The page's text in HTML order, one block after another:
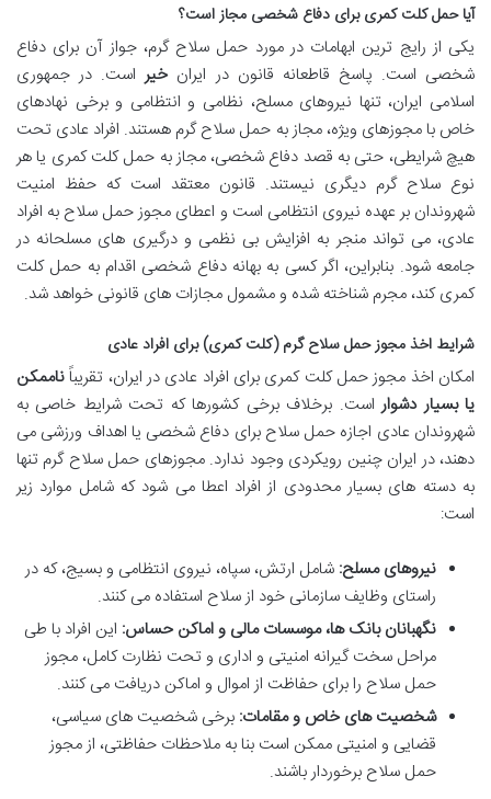
آیا حمل کلت کمری برای دفاع شخصی مجاز است؟
یکی از رایج ترین ابهامات در مورد حمل سلاح گرم، جواز آن برای دفاع
شخصی است. پاسخ قاطعانه قانون در ایرانخیراست. در جمهوری
اسلامی ایران، تنها نیروهای مسلح، نظامی و انتظامی و برخی نهادهای
خاص با مجوزهای ویژه، مجاز به حمل سلاح گرم هستند. افراد عادی تحت
هیچ شرایطی، حتی به قصد دفاع شخصی، مجاز به حمل کلت کمری یا هر
نوع سلاح گرم دیگری نیستند. قانون معتقد است که حفظ امنیت
شهروندان بر عهده نیروی انتظامی است و اعطای مجوز حمل سلاح به افراد
عادی، می تواند منجر به افزایش بی نظمی و درگیری های مسلحانه در
جامعه شود. بنابراین، اگر کسی به بهانه دفاع شخصی اقدام به حمل کلت
کمری کند، مجرم شناخته شده و مشمول مجازات های قانونی خواهد شد.
شرایط اخذ مجوز حمل سلاح گرم (کلت کمری) برای افراد عادی
امکان اخذ مجوز حمل کلت کمری برای افراد عادی در ایران، تقریباًناممکن
یا بسیار دشواراست. برخلاف برخی کشورها که تحت شرایط خاصی به
شهروندان عادی اجازه حمل سلاح برای دفاع شخصی یا اهداف ورزشی می
دهند، در ایران چنین رویکردی وجود ندارد. مجوزهای حمل سلاح گرم تنها
به دسته های بسیار محدودی از افراد اعطا می شود که شامل موارد زیر
است:
نیروهای مسلح: شامل ارتش، سپاه، نیروی انتظامی و بسیج، که در
راستای وظایف سازمانی خود از سلاح استفاده می کنند.
نگهبانان بانک ها، موسسات مالی و اماکن حساس: این افراد با طی
مراحل سخت گیرانه امنیتی و اداری و تحت نظارت کامل، مجوز
حمل سلاح را برای حفاظت از اموال و اماکن دریافت می کنند.
شخصیت های خاص و مقامات: برخی شخصیت های سیاسی،
قضایی و امنیتی ممکن است بنا به ملاحظات حفاظتی، از مجوز
حمل سلاح برخوردار باشند.